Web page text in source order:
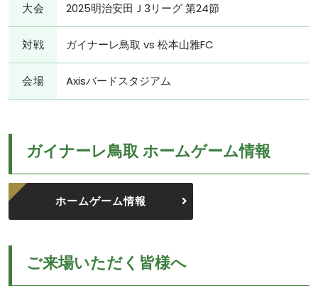
大会 2025明治安田Ｊ3リーグ 第24節
対戦 ガイナーレ鳥取 vs 松本山雅FC
会場 Axisバードスタジアム
ガイナーレ鳥取 ホームゲーム情報
ホームゲーム情報
ご来場いただく皆様へ